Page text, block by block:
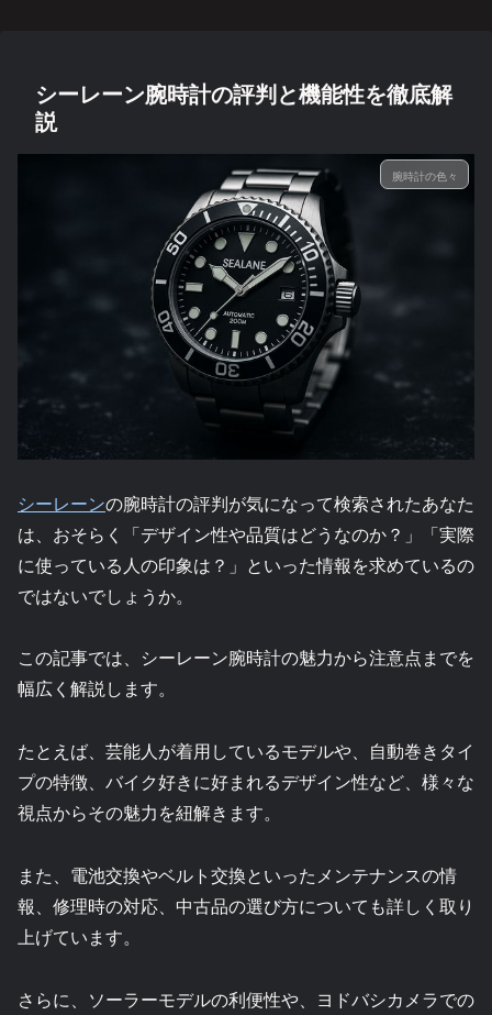
シーレーン腕時計の評判と機能性を徹底解
説
腕時計の色々
シーレーンの腕時計の評判が気になって検索されたあなた
は、おそらく「デザイン性や品質はどうなのか？」「実際
に使っている人の印象は？」といった情報を求めているの
ではないでしょうか。
この記事では、シーレーン腕時計の魅力から注意点までを
幅広く解説します。
たとえば、芸能人が着用しているモデルや、自動巻きタイ
プの特徴、バイク好きに好まれるデザイン性など、様々な
視点からその魅力を紐解きます。
また、電池交換やベルト交換といったメンテナンスの情
報、修理時の対応、中古品の選び方についても詳しく取り
上げています。
さらに、ソーラーモデルの利便性や、ヨドバシカメラでの